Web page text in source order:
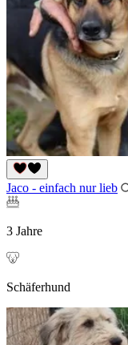
Jaco - einfach nur lieb
3 Jahre
Schäferhund